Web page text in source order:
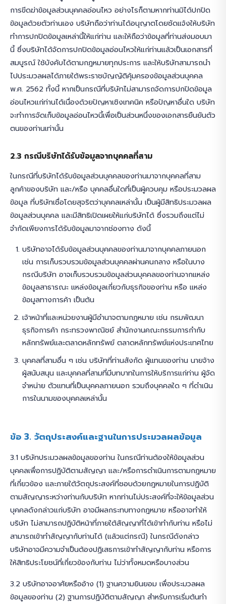
การขีดฆ่าข้อมูลส่วนบุคคลอ่อนไหว อย่างไรก็ตามหากท่านมิได้ปกปิด
ข้อมูลด้วยตัวท่านเอง บริษัทถือว่าท่านได้อนุญาตโดยชัดแจ้งให้บริษัท
ทำการปกปิดข้อมูลเหล่านี้ให้แก่ท่าน และให้ถือว่าข้อมูลที่ท่านส่งมอบมา
นี้ ซึ่งบริษัทได้จัดการปกปิดข้อมูลอ่อนไหวให้แก่ท่านแล้วเป็นเอกสารที่
สมบูรณ์ ใช้บังคับได้ตามกฎหมายทุกประการ และให้บริษัทสามารถนำ
ไปประมวลผลได้ภายใต้พระราชบัญญัติคุ้มครองข้อมูลส่วนบุคคล
พ.ศ. 2562 ทั้งนี้ หากเป็นกรณีที่บริษัทไม่สามารถจัดการปกปิดข้อมูล
อ่อนไหวแก่ท่านได้เนื่องด้วยปัญหาเชิงเทคนิค หรือปัญหาอื่นใด บริษัท
จะทำการจัดเก็บข้อมูลอ่อนไหวนี้เพื่อเป็นส่วนหนึ่งของเอกสารยืนยันตัว
ตนของท่านเท่านั้น
2.3 กรณีบริษัทได้รับข้อมูลจากบุคคลที่สาม
ในกรณีที่บริษัทได้รับข้อมูลส่วนบุคคลของท่านมาจากบุคคลที่สาม
ลูกค้าของบริษัท และ/หรือ บุคคลอื่นใดที่เป็นผู้ควบคุม หรือประมวลผล
ข้อมูล ที่บริษัทเชื่อโดยสุจริตว่าบุคคลเหล่านั้น เป็นผู้มีสิทธิประมวลผล
ข้อมูลส่วนบุคคล และมีสิทธิเปิดเผยให้แก่บริษัทได้ ซึ่งรวมถึงแต่ไม่
จำกัดเพียงการได้รับข้อมูลมาจากช่องทาง ดังนี้
บริษัทอาจได้รับข้อมูลส่วนบุคคลของท่านมาจากบุคคลภายนอก
เช่น การเก็บรวบรวมข้อมูลส่วนบุคคลผ่านคนกลาง หรือในบาง
กรณีบริษัท อาจเก็บรวบรวมข้อมูลส่วนบุคคลของท่านจากแหล่ง
ข้อมูลสาธารณะ แหล่งข้อมูลเกี่ยวกับธุรกิจของท่าน หรือ แหล่ง
ข้อมูลทางการค้า เป็นต้น
เจ้าหน้าที่และหน่วยงานผู้มีอำนาจตามกฎหมาย เช่น กรมพัฒนา
ธุรกิจการค้า กระทรวงพาณิชย์ สำนักงานคณะกรรมการกำกับ
หลักทรัพย์และตลาดหลักทรัพย์ ตลาดหลักทรัพย์แห่งประเทศไทย
บุคคลที่สามอื่น ๆ เช่น บริษัทที่ท่านสังกัด ผู้แทนของท่าน นายจ้าง
ผู้สนับสนุน และบุคคลที่สามที่มีบทบาทในการให้บริการแก่ท่าน ผู้จัด
จำหน่าย ตัวแทนที่เป็นบุคคลภายนอก รวมถึงบุคคลใด ๆ ที่ดำเนิน
การในนามของบุคคลเหล่านั้น
ข้อ 3. วัตถุประสงค์และฐานในการประมวลผลข้อมูล
3.1 บริษัทประมวลผลข้อมูลของท่าน ในกรณีท่านต้องให้ข้อมูลส่วน
บุคคลเพื่อการปฏิบัติตามสัญญา และ/หรือการดำเนินการตามกฎหมาย
ที่เกี่ยวข้อง และภายใต้วัตถุประสงค์ที่ชอบด้วยกฎหมายในการปฏิบัติ
ตามสัญญาระหว่างท่านกับบริษัท หากท่านไม่ประสงค์ที่จะให้ข้อมูลส่วน
บุคคลดังกล่าวแก่บริษัท อาจมีผลกระทบทางกฎหมาย หรืออาจทำให้
บริษัท ไม่สามารถปฏิบัติหน้าที่ภายใต้สัญญาที่ได้เข้าทำกับท่าน หรือไม่
สามารถเข้าทำสัญญากับท่านได้ (แล้วแต่กรณี) ในกรณีดังกล่าว
บริษัทอาจมีความจำเป็นต้องปฏิเสธการเข้าทำสัญญากับท่าน หรือการ
ให้สิทธิประโยชน์ที่เกี่ยวข้องกับท่าน ไม่ว่าทั้งหมดหรือบางส่วน
3.2 บริษัทอาจอาศัยหรืออ้าง (1) ฐานความยินยอม เพื่อประมวลผล
ข้อมูลของท่าน (2) ฐานการปฏิบัติตามสัญญา สำหรับการเริ่มต้นทำ